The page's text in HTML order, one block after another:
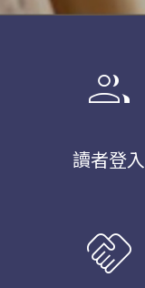
group
讀者登入
handshake